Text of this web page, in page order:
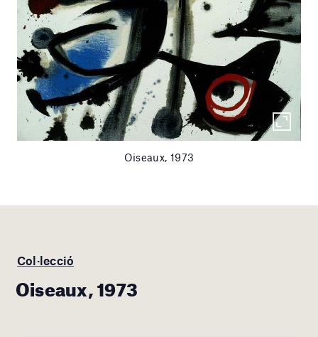
Oiseaux, 1973
Col·lecció
Oiseaux, 1973